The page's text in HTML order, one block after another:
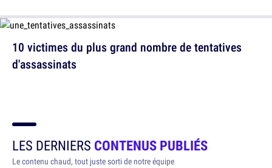
10 victimes du plus grand nombre de tentatives
d'assassinats
LES DERNIERS CONTENUS PUBLIÉS
Le contenu chaud, tout juste sorti de notre équipe